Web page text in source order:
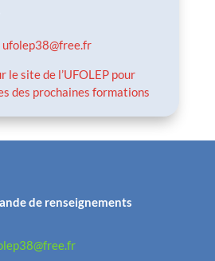
ufolep38@free.fr
le site de l’UFOLEP pour
des prochaines formations
de renseignements